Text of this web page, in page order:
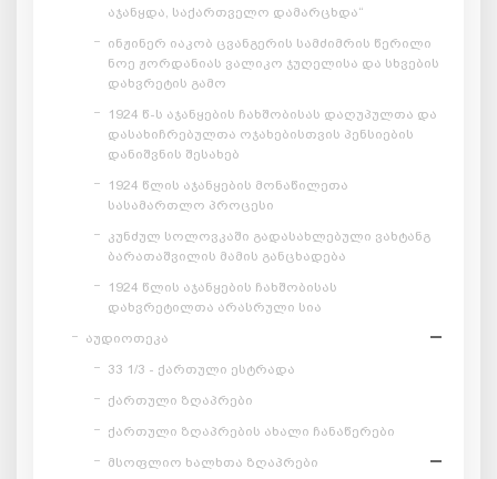
აჯანყდა, საქართველო დამარცხდა“
ინჟინერ იაკობ ცვანგერის სამძიმრის წერილი
ნოე ჟორდანიას ვალიკო ჯუღელისა და სხვების
დახვრეტის გამო
1924 წ-ს აჯანყების ჩახშობისას დაღუპულთა და
დასახიჩრებულთა ოჯახებისთვის პენსიების
დანიშვნის შესახებ
1924 წლის აჯანყების მონაწილეთა
სასამართლო პროცესი
კუნძულ სოლოვკაში გადასახლებული ვახტანგ
ბარათაშვილის მამის განცხადება
1924 წლის აჯანყების ჩახშობისას
დახვრეტილთა არასრული სია
აუდიოთეკა
33 1/3 - ქართული ესტრადა
ქართული ზღაპრები
ქართული ზღაპრების ახალი ჩანაწერები
მსოფლიო ხალხთა ზღაპრები